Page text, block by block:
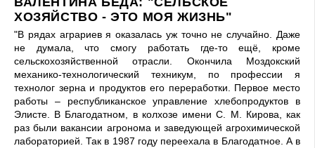
ХОЗЯЙСТВО - ЭТО МОЯ ЖИЗНЬ"
"В рядах аграриев я оказалась уж точно не случайно. Даже
не думала, что смогу работать где-то ещё, кроме
сельскохозяйственной отрасли. Окончила Моздокский
механико-технологический техникум, по профессии я
технолог зерна и продуктов его переработки. Первое место
работы – республиканское управление хлебопродуктов в
Элисте. В Благодатном, в колхозе имени С. М. Кирова, как
раз были вакансии агронома и заведующей агрохимической
лабораторией. Так в 1987 году переехала в Благодатное. А в